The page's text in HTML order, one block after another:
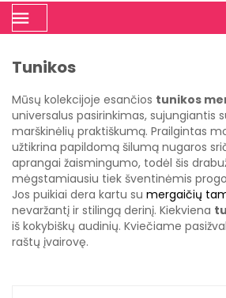
Toggle
navigation
Tunikos
Mūsų kolekcijoje esančios tunikos
universalus pasirinkimas, sujungiantis
marškinėlių praktiškumą. Prailgintas
užtikrina papildomą šilumą nugaros
aprangai žaismingumo, todėl šis
mėgstamiausiu tiek šventinėmis
Jos puikiai dera kartu su mergaičių
nevaržantį ir stilingą derinį. Kiekviena
iš kokybiškų audinių. Kviečiame
raštų įvairovę.